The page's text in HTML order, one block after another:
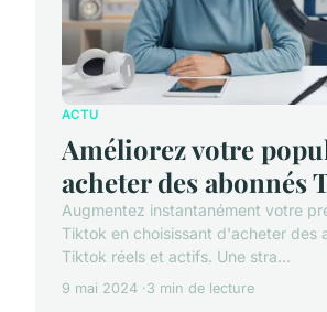
ACTU
Améliorez votre
acheter des abonnés
Augmentez instantanément votre
Tiktok en choisissant d'acheter des
Tiktok réels et actifs. Une stra...
9 mai 2024 3 min de lecture